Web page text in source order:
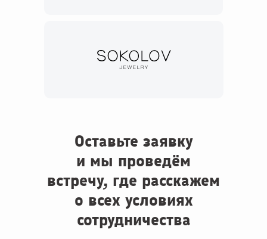
Оставьте заявку
и мы проведём
встречу, где расскажем
о всех условиях
сотрудничества